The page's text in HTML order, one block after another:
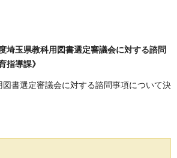
玉県教科用図書選定審議会に対する諮問
指導課》
書選定審議会に対する諮問事項について決